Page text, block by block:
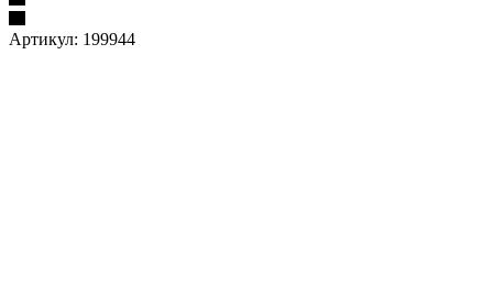
Артикул: 199944